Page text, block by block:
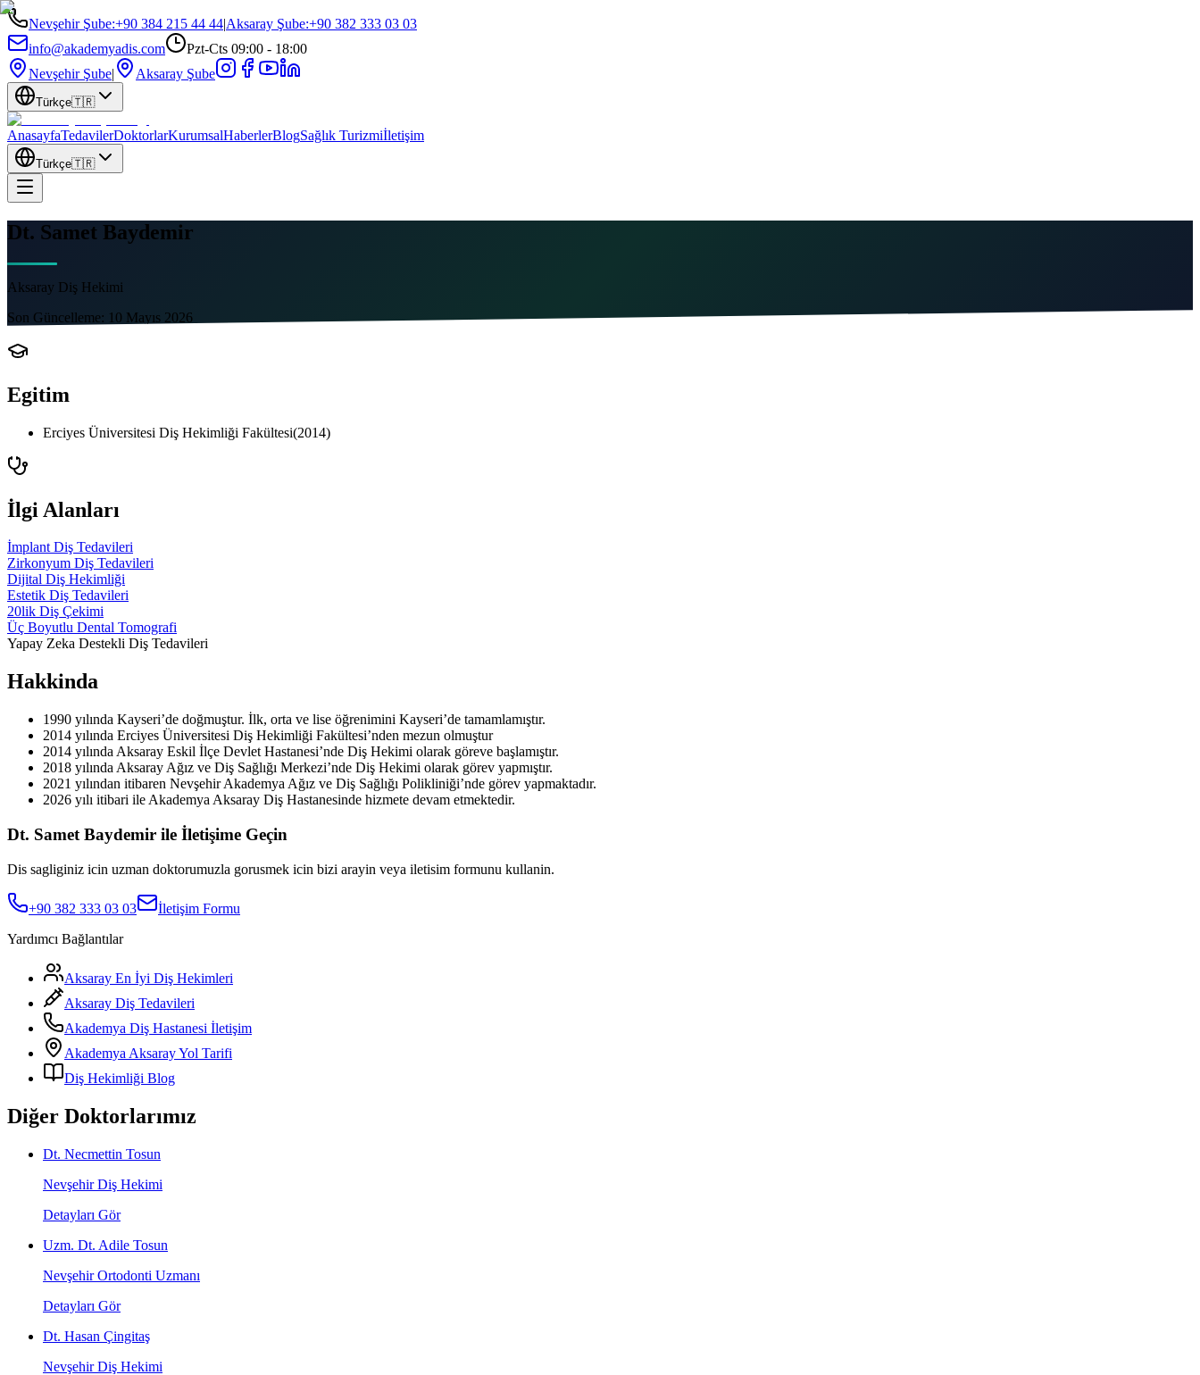
Nevşehir Şube:+90 384 215 44 44|Aksaray Şube:+90 382 333 03 03
info@akademyadis.com
Pzt-Cts 09:00 - 18:00
Nevşehir Şube| Aksaray Şube
Türkçe🇹🇷
AnasayfaTedavilerDoktorlarKurumsalHaberlerBlogSağlık Turizmiİletişim
Türkçe🇹🇷
Dt. Samet Baydemir
Aksaray Diş Hekimi
Son Güncelleme: 10 Mayıs 2026
Egitim
Erciyes Üniversitesi Diş Hekimliği Fakültesi(2014)
İlgi Alanları
İmplant Diş Tedavileri
Zirkonyum Diş Tedavileri
Dijital Diş Hekimliği
Estetik Diş Tedavileri
20lik Diş Çekimi
Üç Boyutlu Dental Tomografi
Yapay Zeka Destekli Diş Tedavileri
Hakkinda
1990 yılında Kayseri’de doğmuştur. İlk, orta ve lise öğrenimini Kayseri’de tamamlamıştır.
2014 yılında Erciyes Üniversitesi Diş Hekimliği Fakültesi’nden mezun olmuştur
2014 yılında Aksaray Eskil İlçe Devlet Hastanesi’nde Diş Hekimi olarak göreve başlamıştır.
2018 yılında Aksaray Ağız ve Diş Sağlığı Merkezi’nde Diş Hekimi olarak görev yapmıştır.
2021 yılından itibaren Nevşehir Akademya Ağız ve Diş Sağlığı Polikliniği’nde görev yapmaktadır.
2026 yılı itibari ile Akademya Aksaray Diş Hastanesinde hizmete devam etmektedir.
Dt. Samet Baydemir ile İletişime Geçin
Dis sagliginiz icin uzman doktorumuzla gorusmek icin bizi arayin veya iletisim formunu kullanin.
+90 382 333 03 03
İletişim Formu
Yardımcı Bağlantılar
Aksaray En İyi Diş Hekimleri
Aksaray Diş Tedavileri
Akademya Diş Hastanesi İletişim
Akademya Aksaray Yol Tarifi
Diş Hekimliği Blog
Diğer Doktorlarımız
Dt. Necmettin Tosun
Nevşehir Diş Hekimi
Detayları Gör
Uzm. Dt. Adile Tosun
Nevşehir Ortodonti Uzmanı
Detayları Gör
Dt. Hasan Çingitaş
Nevşehir Diş Hekimi